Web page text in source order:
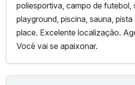
poliesportiva, campo de futebol,
playground, piscina, sauna,
place. Excelente localização.
Você vai se apaixonar.